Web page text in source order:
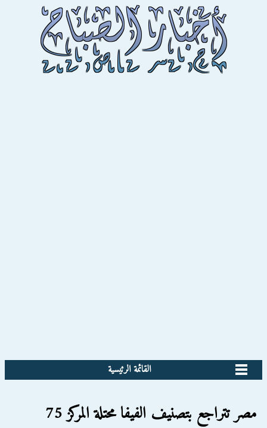
القائمة الرئيسية
مصر تتراجع بتصنيف الفيفا محتلة المركز 75